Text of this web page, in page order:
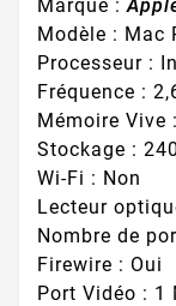
Marque :
Modèle : Mac
Processeur :
Fréquence :
Mémoire Vive
Stockage :
Wi-Fi : Non
Lecteur
Nombre de
Firewire : Oui
Port Vidéo : 1